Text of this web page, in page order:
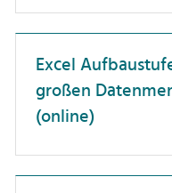
Künstliche
Patente &
Personalwesen
Excel
großen
(online)